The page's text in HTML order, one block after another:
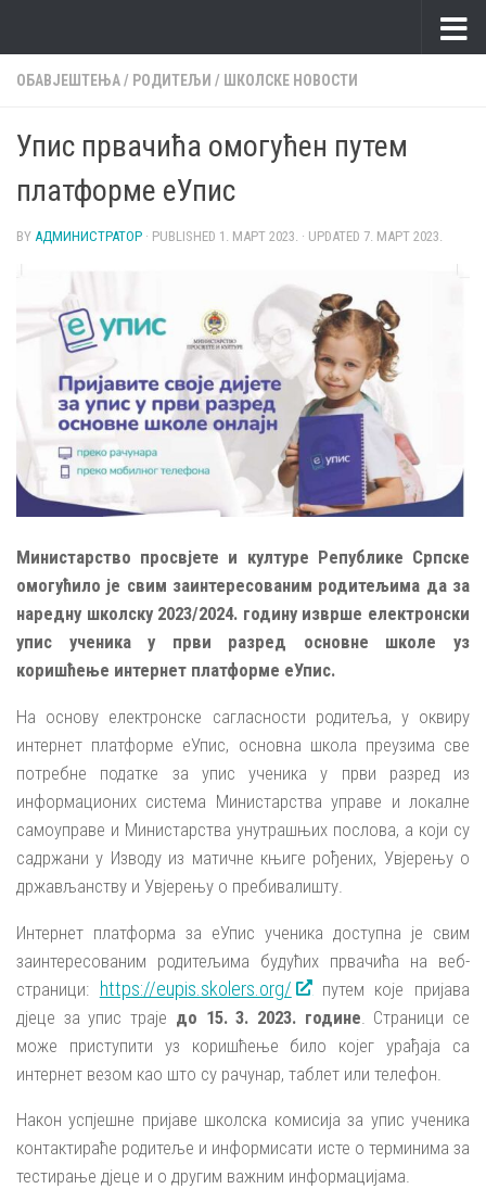
ОБАВЈЕШТЕЊА/ РОДИТЕЉИ / ШКОЛСКЕ НОВОСТИ
Упис првачића омогућен путем
платформе еУпис
BY АДМИНИСТРАТОР · PUBLISHED 1. МАРТ 2023. · UPDATED 7. МАРТ 2023.
Министарство просвјете и културе Републике Српске
омогућило је свим заинтересованим родитељима да за
наредну школску 2023/2024. годину изврше електронски
упис ученика у први разред основне школе уз
коришћење интернет платформе еУпис.
На основу електронске сагласности родитеља, у оквиру
интернет платформе еУпис, основна школа преузима све
потребне податке за упис ученика у први разред из
информационих система Министарства управе и локалне
самоуправе и Министарства унутрашњих послова, а који су
садржани у Изводу из матичне књиге рођених, Увјерењу о
држављанству и Увјерењу о пребивалишту.
Интернет платформа за еУпис ученика доступна је свим
заинтересованим родитељима будућих првачића на веб-
страници: https://eupis.skolers.org/
путем које пријава
дјеце за упис траје до 15. 3. 2023. године . Страници се
може приступити уз коришћење било којег урађаја са
интернет везом као што су рачунар, таблет или телефон.
Након успјешне пријаве школска комисија за упис ученика
контактираће родитеље и информисати исте о терминима за
тестирање дјеце и о другим важним информацијама.